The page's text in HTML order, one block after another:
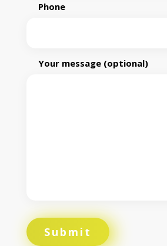
Phone
Your message (optional)